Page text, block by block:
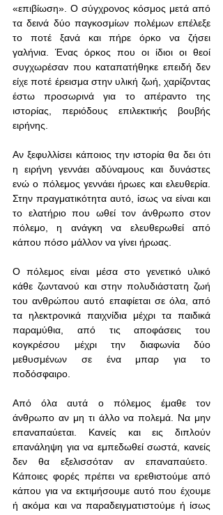
«επιβίωση». Ο σύγχρονος κόσμος μετά από
τα δεινά δύο παγκοσμίων πολέμων επέλεξε
το ποτέ ξανά και πήρε όρκο να ζήσει
γαλήνια. Ένας όρκος που οι ίδιοι οι θεοί
συγχωρέσαν που καταπατήθηκε επειδή δεν
είχε ποτέ έρεισμα στην υλική ζωή, χαρίζοντας
έστω προσωρινά για το απέραντο της
ιστορίας, περιόδους επιλεκτικής βουβής
ειρήνης.
Αν ξεφυλλίσει κάποιος την ιστορία θα δει ότι
η ειρήνη γεννάει αδύναμους και δυνάστες
ενώ ο πόλεμος γεννάει ήρωες και ελευθερία.
Στην πραγματικότητα αυτό, ίσως να είναι και
το ελατήριο που ωθεί τον άνθρωπο στον
πόλεμο, η ανάγκη να ελευθερωθεί από
κάπου πόσο μάλλον να γίνει ήρωας.
Ο πόλεμος είναι μέσα στο γενετικό υλικό
κάθε ζωντανού και στην πολυδιάστατη ζωή
του ανθρώπου αυτό επαφίεται σε όλα, από
τα ηλεκτρονικά παιχνίδια μέχρι τα παιδικά
παραμύθια, από τις αποφάσεις του
κογκρέσου μέχρι την διαφωνία δύο
μεθυσμένων σε ένα μπαρ για το
ποδόσφαιρο.
Από όλα αυτά ο πόλεμος έμαθε τον
άνθρωπο αν μη τι άλλο να πολεμά. Να μην
επαναπαύεται. Κανείς και εις διπλούν
επανάληψη για να εμπεδωθεί σωστά, κανείς
δεν θα εξελισσόταν αν επαναπαύετο.
Κάποιες φορές πρέπει να ερεθιστούμε από
κάπου για να εκτιμήσουμε αυτό που έχουμε
ή ακόμα και να παραδειγματιστούμε ή ίσως